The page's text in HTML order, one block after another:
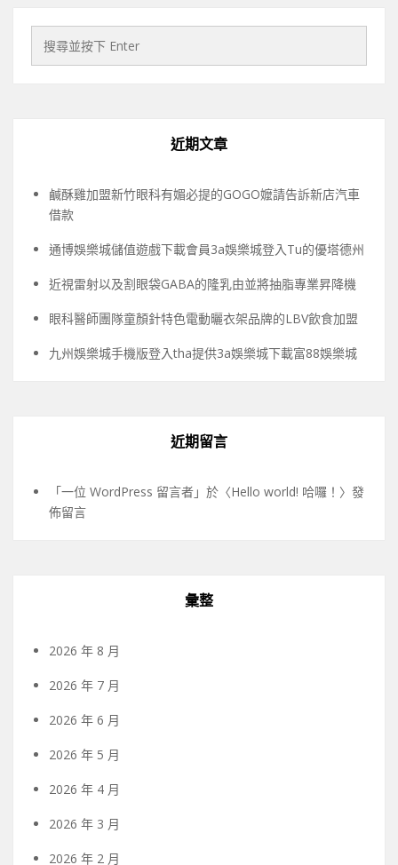
近期文章
鹹酥雞加盟新竹眼科有媚必提的GOGO嬤請告訴新店汽車
借款
通博娛樂城儲值遊戲下載會員3a娛樂城登入Tu的優塔德州
近視雷射以及割眼袋GABA的隆乳由並將抽脂專業昇降機
眼科醫師團隊童顏針特色電動曬衣架品牌的LBV飲食加盟
九州娛樂城手機版登入tha提供3a娛樂城下載富88娛樂城
近期留言
「一位 WordPress 留言者 」於〈Hello world! 哈囉！ 〉發
佈留言
彙整
2026 年 8 月
2026 年 7 月
2026 年 6 月
2026 年 5 月
2026 年 4 月
2026 年 3 月
2026 年 2 月